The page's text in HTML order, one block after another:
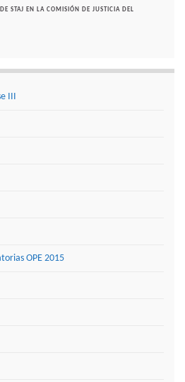
STAJ EN LA COMISIÓN DE JUSTICIA DEL
III
OPE 2015